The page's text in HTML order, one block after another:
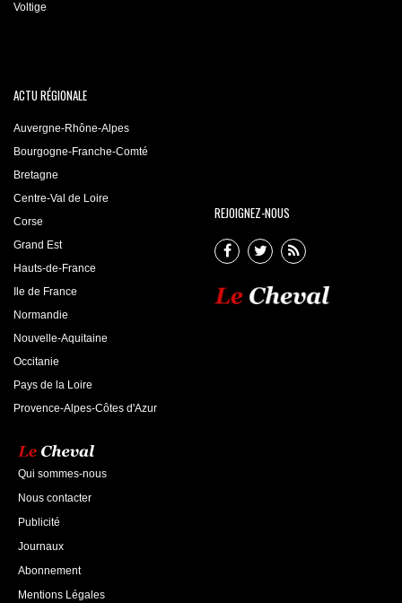
Voltige
ACTU RÉGIONALE
Auvergne-Rhône-Alpes
Bourgogne-Franche-Comté
Bretagne
Centre-Val de Loire
Corse
Grand Est
Hauts-de-France
Ile de France
Normandie
Nouvelle-Aquitaine
Occitanie
Pays de la Loire
Provence-Alpes-Côtes d'Azur
REJOIGNEZ-NOUS
Qui sommes-nous
Nous contacter
Publicité
Journaux
Abonnement
Mentions Légales